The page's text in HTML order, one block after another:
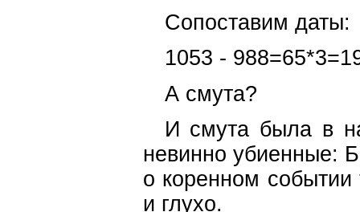
Сопоставим даты:
1053 -
А смута?
И смута была в
невинно убиенные:
о коренном событии
и глухо.